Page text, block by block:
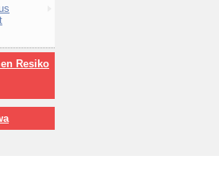
Resiko